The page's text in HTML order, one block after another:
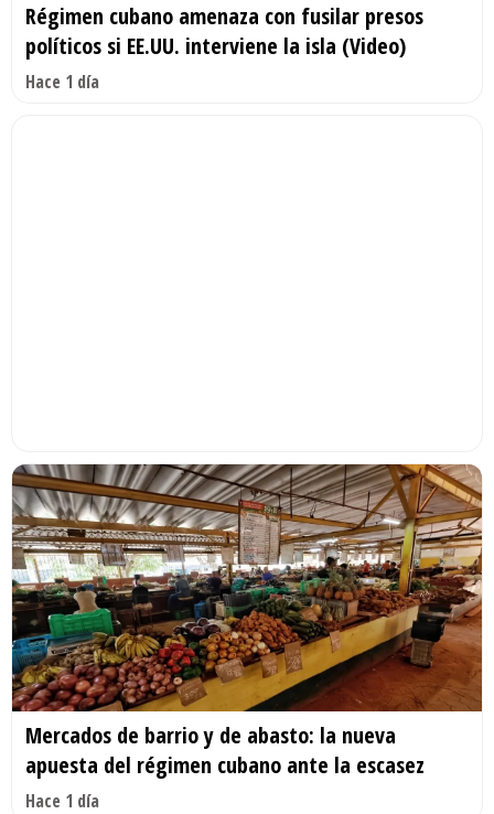
Régimen cubano amenaza con fusilar presos
políticos si EE.UU. interviene la isla (Video)
Hace 1 día
Mercados de barrio y de abasto: la nueva
apuesta del régimen cubano ante la escasez
Hace 1 día